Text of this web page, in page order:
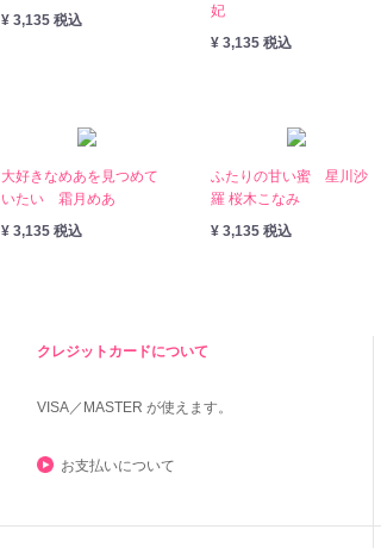
¥ 3,135 税込
妃
¥ 3,135 税込
大好きなめあを見つめて
いたい 霜月めあ
¥ 3,135 税込
ふたりの甘い蜜 星川沙
羅 桜木こなみ
¥ 3,135 税込
クレジットカードについて
VISA／MASTER が使えます。
お支払いについて